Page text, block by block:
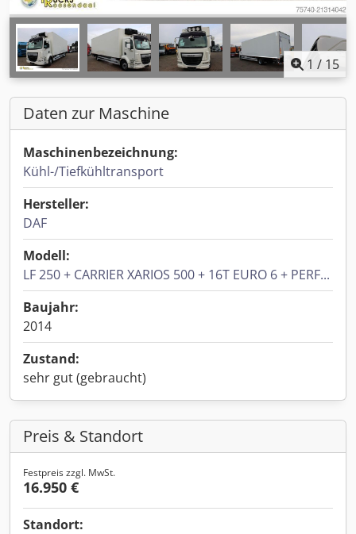
1 / 15
Daten zur Maschine
Maschinenbezeichnung:
Kühl-/Tiefkühltransport
Hersteller:
DAF
Modell:
LF 250 + CARRIER XARIOS 500 + 16T EURO 6 + PERF...
Baujahr:
2014
Zustand:
sehr gut (gebraucht)
Preis & Standort
Festpreis zzgl. MwSt.
16.950 €
Standort: